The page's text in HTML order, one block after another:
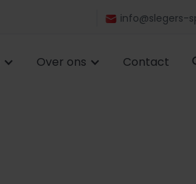
info@slegers-
Over ons Contact